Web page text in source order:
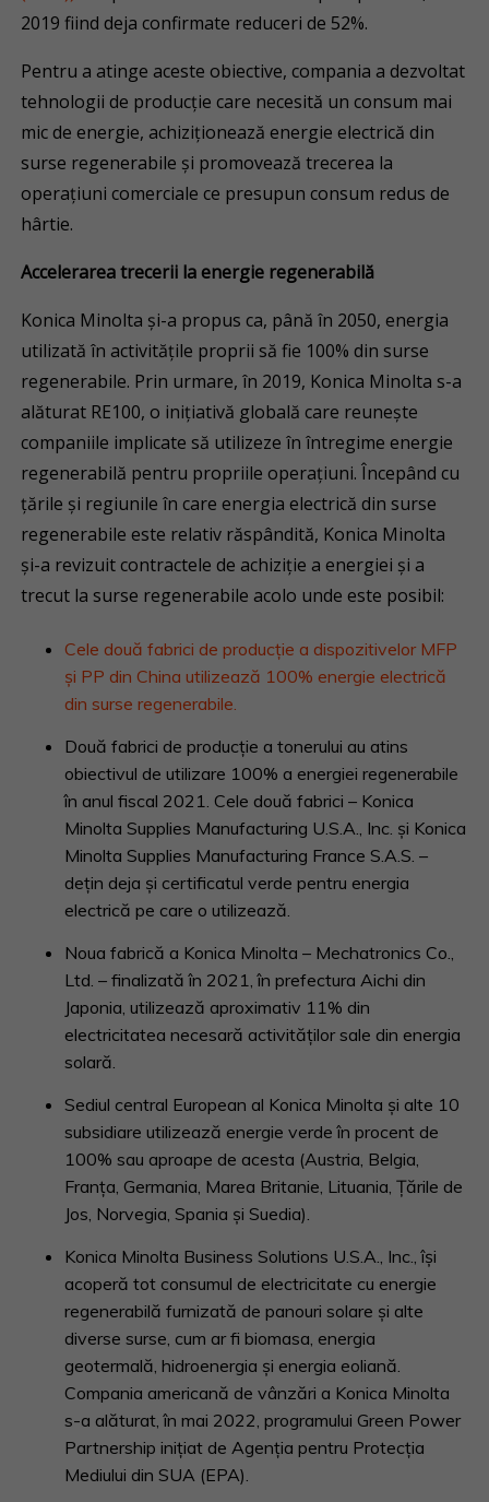
2019 fiind deja confirmate reduceri de 52%.
Pentru a atinge aceste obiective, compania a dezvoltat
tehnologii de producție care necesită un consum mai
mic de energie, achiziționează energie electrică din
surse regenerabile și promovează trecerea la
operațiuni comerciale ce presupun consum redus de
hârtie.
Accelerarea trecerii la energie regenerabilă
Konica Minolta și-a propus ca, până în 2050, energia
utilizată în activitățile proprii să fie 100% din surse
regenerabile. Prin urmare, în 2019, Konica Minolta s-a
alăturat RE100, o inițiativă globală care reunește
companiile implicate să utilizeze în întregime energie
regenerabilă pentru propriile operațiuni. Începând cu
țările și regiunile în care energia electrică din surse
regenerabile este relativ răspândită, Konica Minolta
și-a revizuit contractele de achiziție a energiei și a
trecut la surse regenerabile acolo unde este posibil:
Cele două fabrici de producție a dispozitivelor MFP
și PP din China utilizează 100% energie electrică
din surse regenerabile.
Două fabrici de producție a tonerului au atins
obiectivul de utilizare 100% a energiei regenerabile
în anul fiscal 2021. Cele două fabrici – Konica
Minolta Supplies Manufacturing U.S.A., Inc. și Konica
Minolta Supplies Manufacturing France S.A.S. –
dețin deja și certificatul verde pentru energia
electrică pe care o utilizează.
Noua fabrică a Konica Minolta – Mechatronics Co.,
Ltd. – finalizată în 2021, în prefectura Aichi din
Japonia, utilizează aproximativ 11% din
electricitatea necesară activităților sale din energia
solară.
Sediul central European al Konica Minolta și alte 10
subsidiare utilizează energie verde în procent de
100% sau aproape de acesta (Austria, Belgia,
Franța, Germania, Marea Britanie, Lituania, Țările de
Jos, Norvegia, Spania și Suedia).
Konica Minolta Business Solutions U.S.A., Inc., își
acoperă tot consumul de electricitate cu energie
regenerabilă furnizată de panouri solare și alte
diverse surse, cum ar fi biomasa, energia
geotermală, hidroenergia și energia eoliană.
Compania americană de vânzări a Konica Minolta
s-a alăturat, în mai 2022, programului Green Power
Partnership inițiat de Agenția pentru Protecția
Mediului din SUA (EPA).